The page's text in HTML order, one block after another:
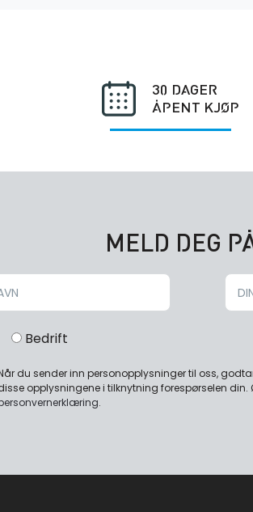
30 DAGER
ÅPENT KJØP
MELD DEG
Bedrift
du sender inn personopplysninger til oss,
opplysningene i tilknytning forespørselen
.